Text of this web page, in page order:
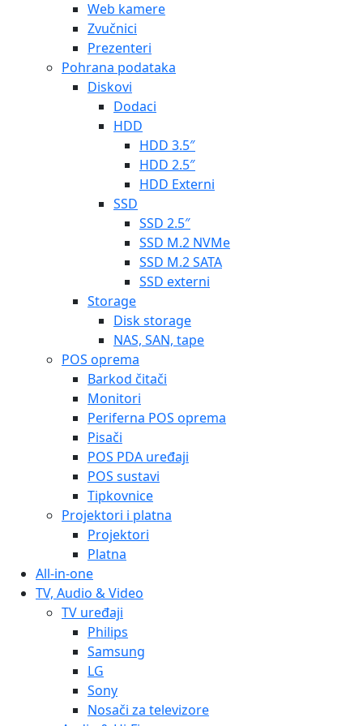
Web kamere
Zvučnici
Prezenteri
Pohrana podataka
Diskovi
Dodaci
HDD
HDD 3.5″
HDD 2.5″
HDD Externi
SSD
SSD 2.5″
SSD M.2 NVMe
SSD M.2 SATA
SSD externi
Storage
Disk storage
NAS, SAN, tape
POS oprema
Barkod čitači
Monitori
Periferna POS oprema
Pisači
POS PDA uređaji
POS sustavi
Tipkovnice
Projektori i platna
Projektori
Platna
All-in-one
TV, Audio & Video
TV uređaji
Philips
Samsung
LG
Sony
Nosači za televizore